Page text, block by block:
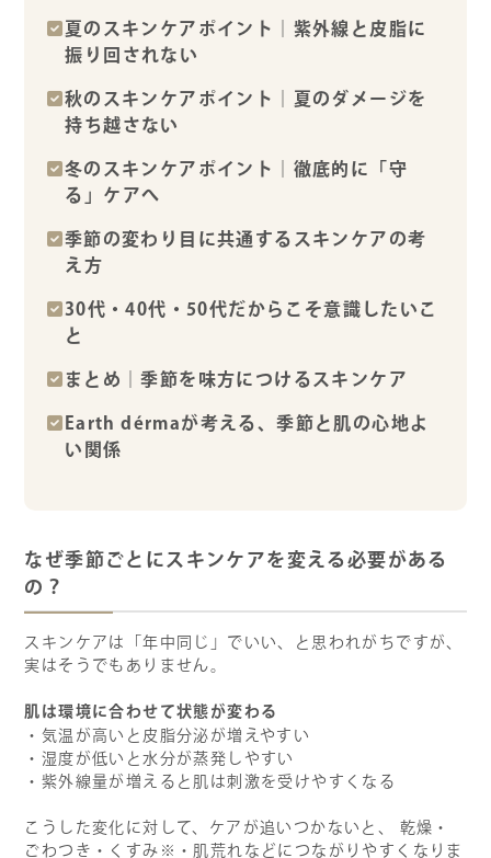
夏のスキンケアポイント｜紫外線と皮脂に
振り回されない
秋のスキンケアポイント｜夏のダメージを
持ち越さない
冬のスキンケアポイント｜徹底的に「守
る」ケアへ
季節の変わり目に共通するスキンケアの考
え方
30代・40代・50代だからこそ意識したいこ
と
まとめ｜季節を味方につけるスキンケア
Earth dérmaが考える、季節と肌の心地よ
い関係
なぜ季節ごとにスキンケアを変える必要がある
の？
スキンケアは「年中同じ」でいい、と思われがちですが、
実はそうでもありません。
肌は環境に合わせて状態が変わる
・気温が高いと皮脂分泌が増えやすい
・湿度が低いと水分が蒸発しやすい
・紫外線量が増えると肌は刺激を受けやすくなる
こうした変化に対して、ケアが追いつかないと、 乾燥・
ごわつき・くすみ※・肌荒れなどにつながりやすくなりま